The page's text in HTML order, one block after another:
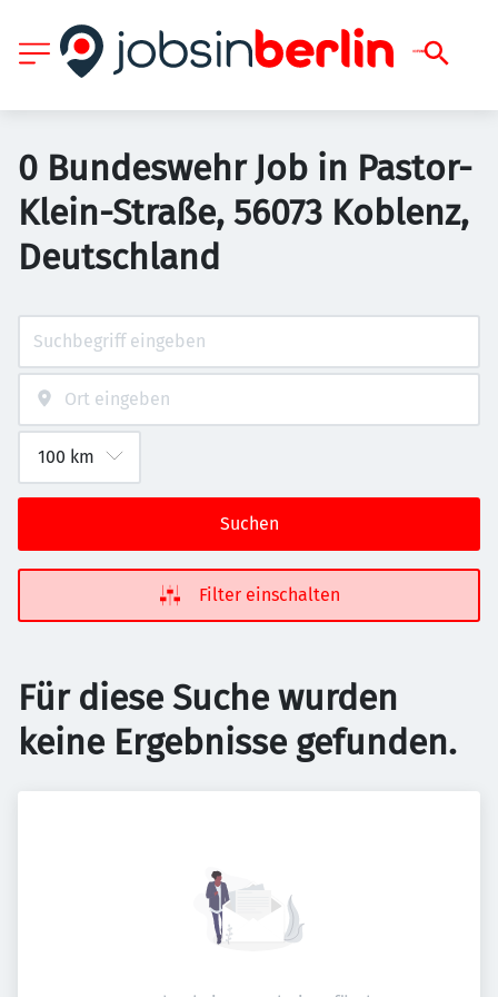
0 Bundeswehr Job in Pastor-
Klein-Straße, 56073 Koblenz,
Deutschland
Suchen
Filter einschalten
Für diese Suche wurden
keine Ergebnisse gefunden.